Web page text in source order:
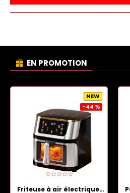
EN PROMOTION
NEW
-44 %
Friteuse à air électrique en acier inoxydable avec panier antiadhésif 13.5 L